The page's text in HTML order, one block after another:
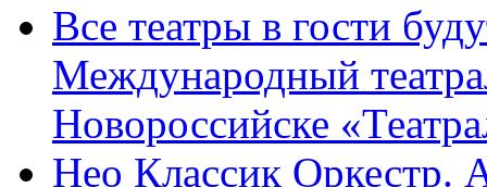
Все театры в гости
Международный
Новороссийске
Нео Классик Оркестр.